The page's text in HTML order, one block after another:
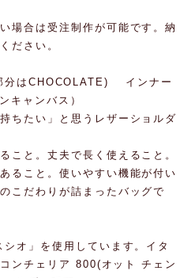
場合は受注制作が可能です。納
ださい。
分はCHOCOLATE) インナー
キャンバス）
ちたい」と思うレザーショルダ
こと。丈夫で長く使えること。
ること。使いやすい機能が付い
こだわりが詰まったバッグで
オ」を使用しています。イタ
ンチェリア 800(オット チェン